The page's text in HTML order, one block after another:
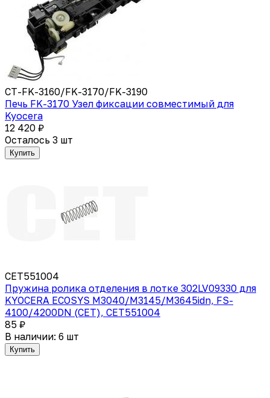
CT-FK-3160/FK-3170/FK-3190
Печь FK-3170 Узел фиксации совместимый для
Kyocera
12 420 ₽
Осталось 3 шт
Купить
CET551004
Пружина ролика отделения в лотке 302LV09330 для
KYOCERA ECOSYS M3040/M3145/M3645idn, FS-
4100/4200DN (CET), CET551004
85 ₽
В наличии: 6 шт
Купить